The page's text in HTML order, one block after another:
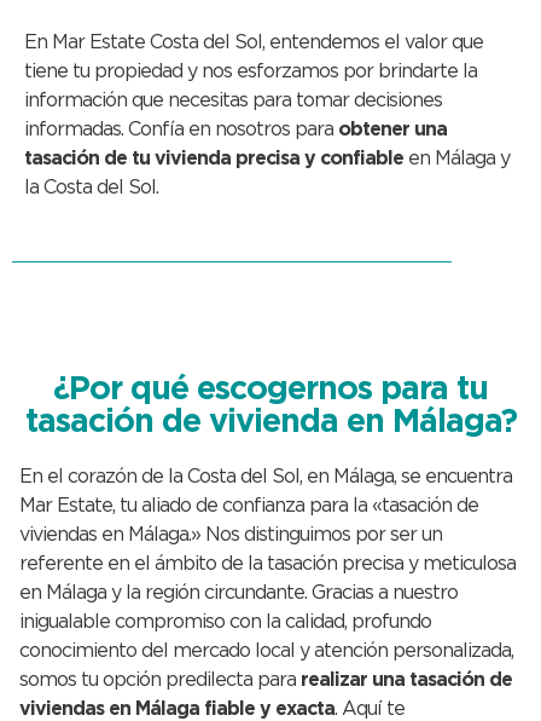
En Mar Estate Costa del Sol, entendemos el valor que
tiene tu propiedad y nos esforzamos por brindarte la
información que necesitas para tomar decisiones
informadas. Confía en nosotros para obtener una
tasación de tu vivienda precisa y confiable en Málaga y
la Costa del Sol.
¿Por qué escogernos para tu
tasación de vivienda en Málaga?
En el corazón de la Costa del Sol, en Málaga, se encuentra
Mar Estate, tu aliado de confianza para la «tasación de
viviendas en Málaga.» Nos distinguimos por ser un
referente en el ámbito de la tasación precisa y meticulosa
en Málaga y la región circundante. Gracias a nuestro
inigualable compromiso con la calidad, profundo
conocimiento del mercado local y atención personalizada,
somos tu opción predilecta para realizar una tasación de
viviendas en Málaga fiable y exacta. Aquí te